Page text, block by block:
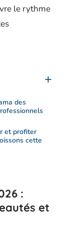
le rythme
des
et profiter
cette
:
et